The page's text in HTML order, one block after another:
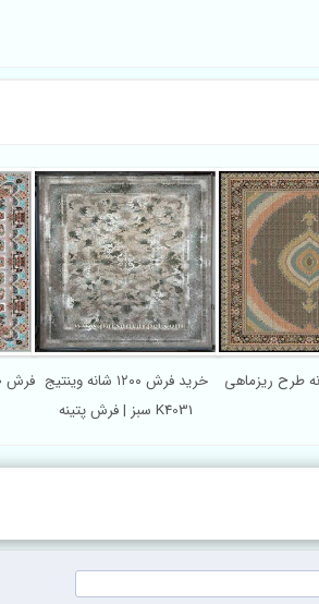
خرید فرش ۱۲۰۰ شانه وینتیج
سبز | فرش پتینه K4031